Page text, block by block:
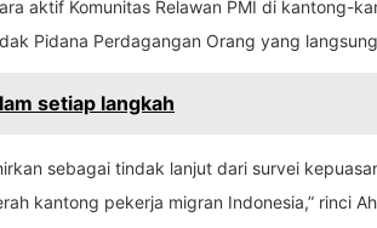
aktif Komunitas Relawan PMI di kantong-
Pidana Perdagangan Orang yang
setiap langkah
sebagai tindak lanjut dari survei
kantong pekerja migran Indonesia,” rinci